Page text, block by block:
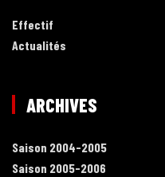
Effectif
Actualités
ARCHIVES
Saison 2004-2005
Saison 2005-2006